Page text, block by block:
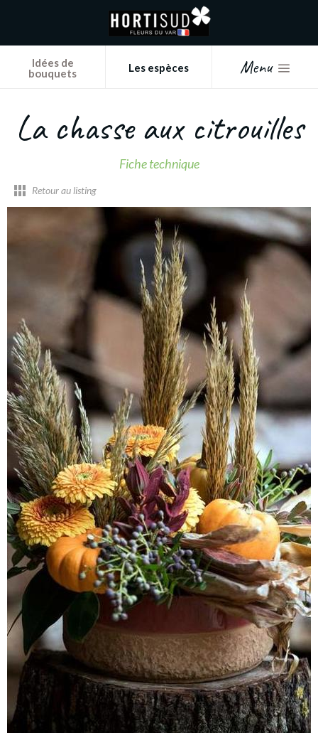
Idées de
bouquets
Les espèces Menu
La chasse aux citrouilles
Fiche technique
Retour au listing